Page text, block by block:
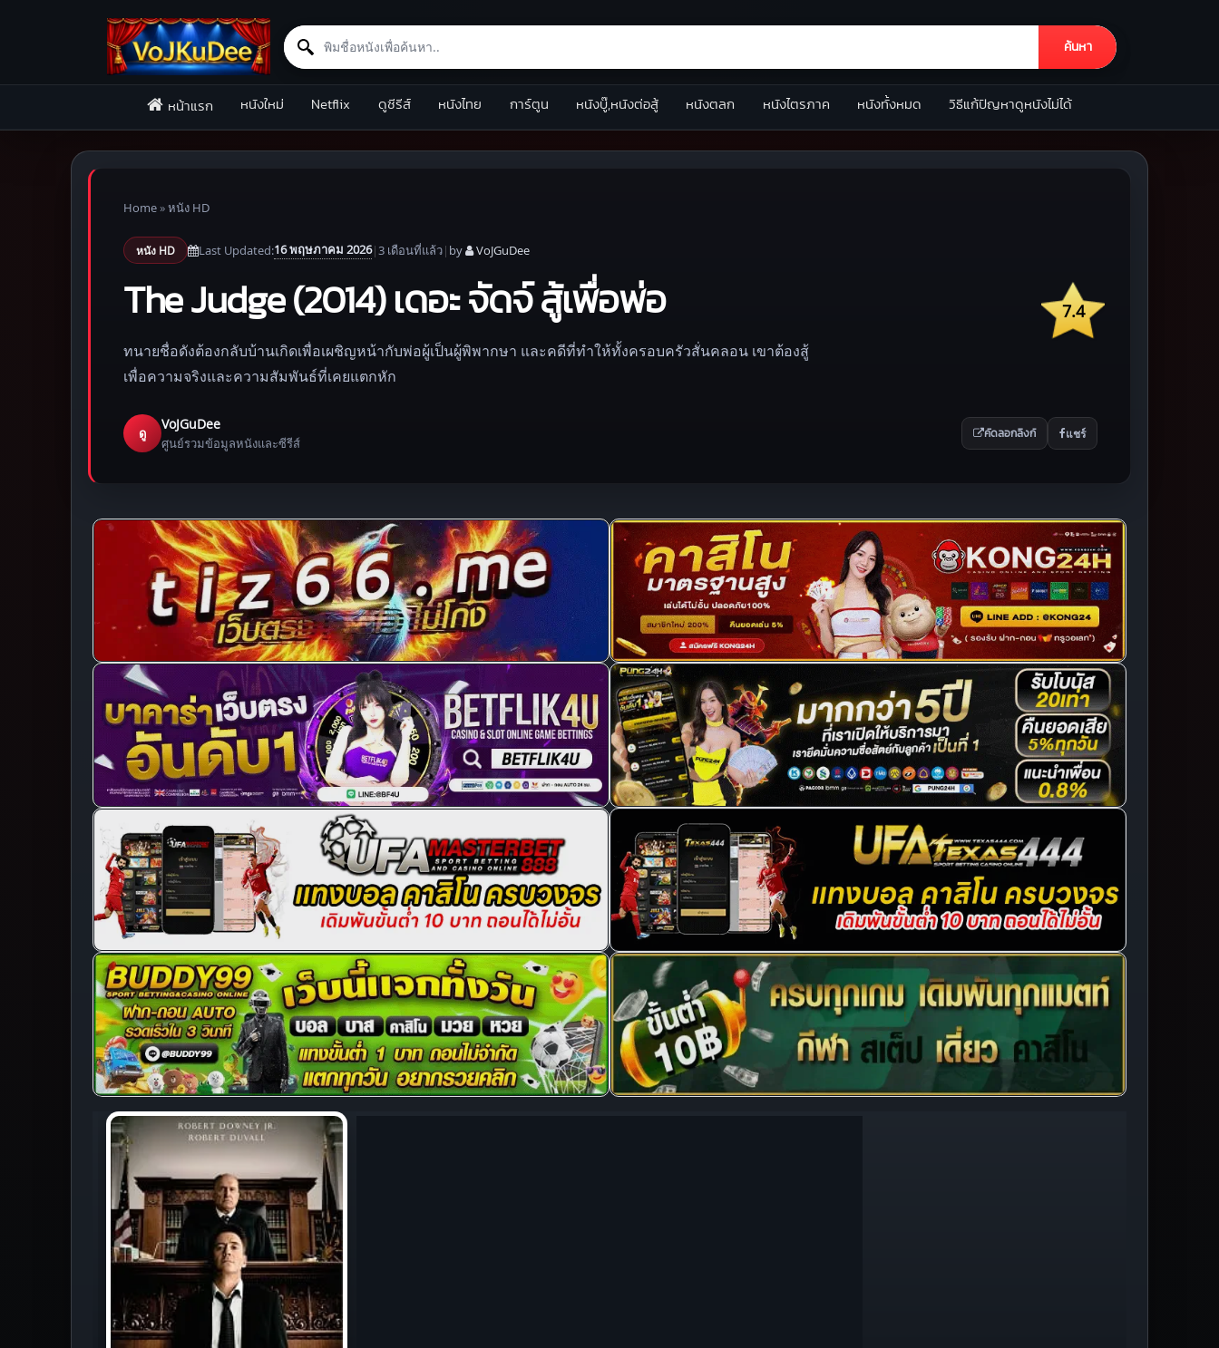
Search for:
ค้นหา
หน้าแรก หนังใหม่ Netflix ดูซีรีส์ หนังไทย การ์ตูน หนังบู๊,หนังต่อสู้ หนังตลก หนังไตรภาค หนังทั้งหมด วิธีแก้ปัญหาดูหนังไม่ได้
Home»หนัง HD
หนัง HD Last Updated:16 พฤษภาคม 2026|3 เดือนที่แล้ว| by VoJGuDee
7.4
The Judge (2014) เดอะ จัดจ์ สู้เพื่อพ่อ
ทนายชื่อดังต้องกลับบ้านเกิดเพื่อเผชิญหน้ากับพ่อผู้เป็นผู้พิพากษา และคดีที่ทำให้ทั้งครอบครัวสั่นคลอน เขาต้องสู้
เพื่อความจริงและความสัมพันธ์ที่เคยแตกหัก
ดู
VoJGuDee
ศูนย์รวมข้อมูลหนังและซีรีส์
คัดลอกลิงก์ แชร์